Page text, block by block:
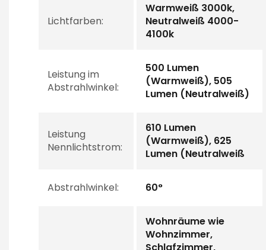
Lichtfarben:
Warmweiß 3000k,
Neutralweiß 4000-
4100k
Leistung im
Abstrahlwinkel:
500 Lumen
(Warmweiß), 505
Lumen (Neutralweiß)
Leistung
Nennlichtstrom:
610 Lumen
(Warmweiß), 625
Lumen (Neutralweiß
Abstrahlwinkel: 60°
Wohnräume wie
Wohnzimmer,
Schlafzimmer,